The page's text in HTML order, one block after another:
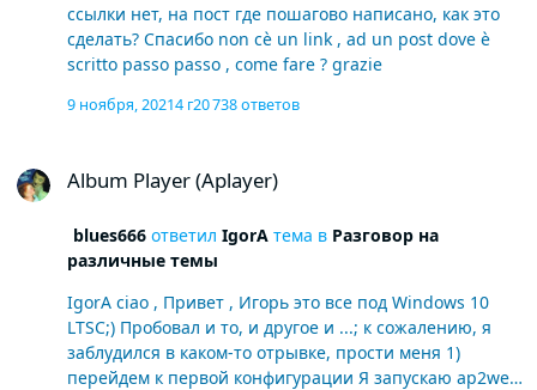
ссылки нет, на пост где пошагово написано, как это
сделать? Спасибо non cè un link , ad un post dove è
scritto passo passo , come fare ? grazie
9 ноября, 20214 г20 738 ответов
Album Player (Aplayer)
blues666ответил IgorAтема в Разговор на
различные темы
IgorA ciao , Привет , Игорь это все под Windows 10
LTSC;) Пробовал и то, и другое и ...; к сожалению, я
заблудился в каком-то отрывке, прости меня 1)
перейдем к первой конфигурации Я запускаю ap2web